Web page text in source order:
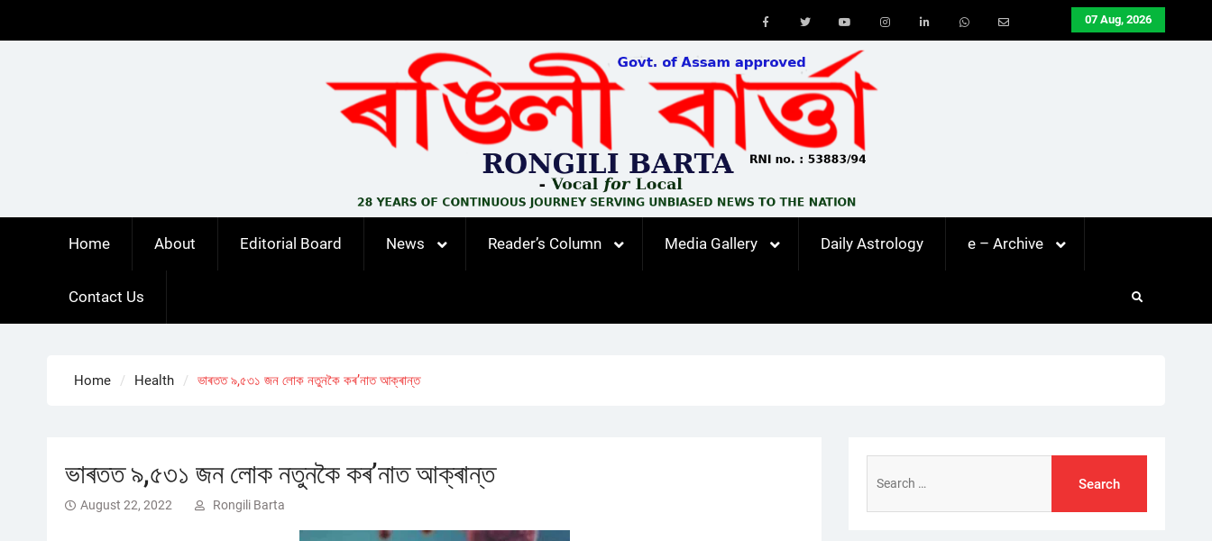
07 Aug, 2026
Youtube
Home About Editorial Board News Reader’s Column Media Gallery Daily Astrology e – Archive
Contact Us
Home Health ভাৰতত ৯,৫৩১ জন লোক নতুনকৈ কৰ’নাত আক্ৰান্ত
ভাৰতত ৯,৫৩১ জন লোক নতুনকৈ কৰ’নাত আক্ৰান্ত
August 22, 2022 Rongili Barta
for: